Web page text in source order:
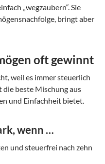
„wegzaubern“. Sie
bringt aber
oft gewinnt
weil es immer steuerlich
die beste Mischung aus
und Einfachheit bietet.
wenn …
und steuerfrei nach zehn